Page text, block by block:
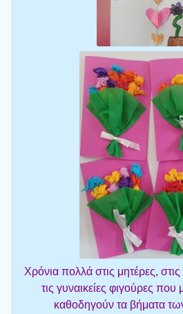
Χρόνια πολλά στις μητέρες, στις
τις γυναικείες φιγούρες
καθοδηγούν τα βήματα